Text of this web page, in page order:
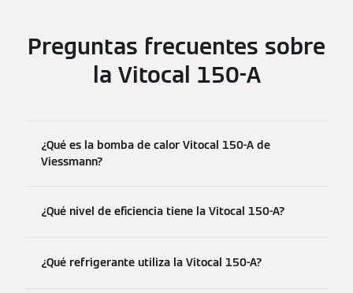
Preguntas frecuentes sobre
la Vitocal 150-A
¿Qué es la bomba de calor Vitocal 150-A de
Viessmann?
¿Qué nivel de eficiencia tiene la Vitocal 150-A?
¿Qué refrigerante utiliza la Vitocal 150-A?